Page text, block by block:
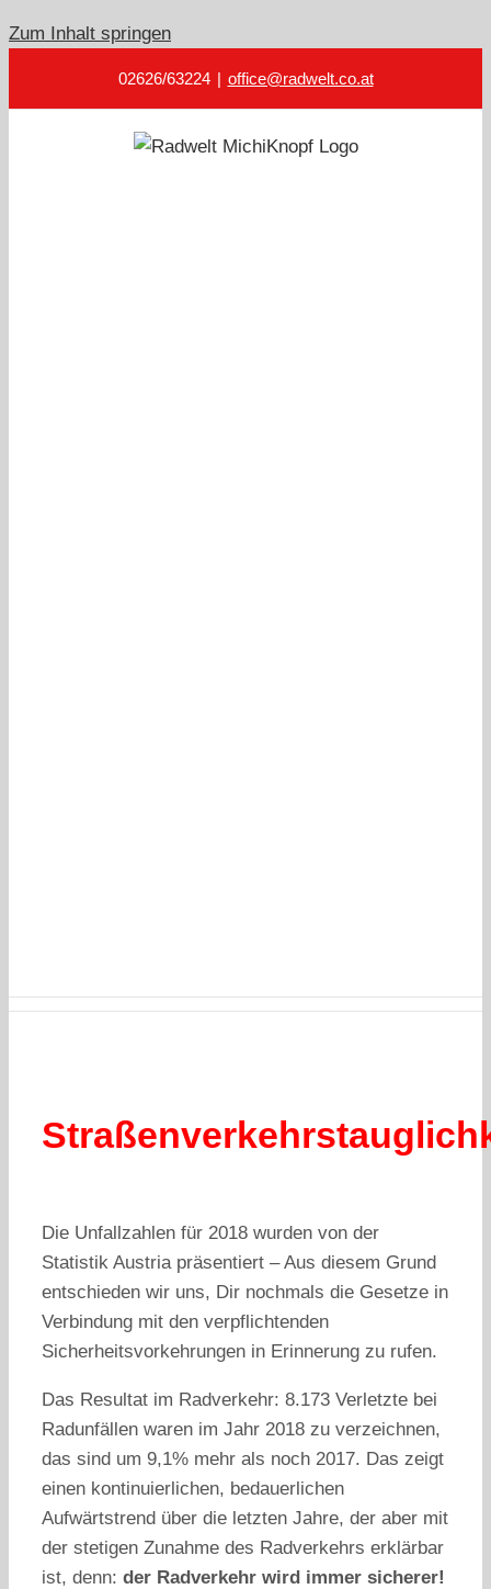
Zum Inhalt springen
02626/63224 | office@radwelt.co.at
Die Unfallzahlen für 2018 wurden von der
Statistik Austria präsentiert – Aus diesem Grund
entschieden wir uns, Dir nochmals die Gesetze in
Verbindung mit den verpflichtenden
Sicherheitsvorkehrungen in Erinnerung zu rufen.
Das Resultat im Radverkehr: 8.173 Verletzte bei
Radunfällen waren im Jahr 2018 zu verzeichnen,
das sind um 9,1% mehr als noch 2017. Das zeigt
einen kontinuierlichen, bedauerlichen
Aufwärtstrend über die letzten Jahre, der aber mit
der stetigen Zunahme des Radverkehrs erklärbar
ist, denn: der Radverkehr wird immer sicherer!